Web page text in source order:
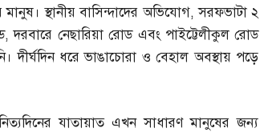
স্থানীয় বাসিন্দাদের অভিযোগ,সরফভাটা ২
,দরবারে নেছারিয়া রোড এবং পাইট্টেলীকুল রোড
দীর্ঘদিন ধরে ভাঙাচোরা ও বেহাল অবস্থায় পড়ে
যাতায়াত এখন সাধারণ মানুষের জন্য